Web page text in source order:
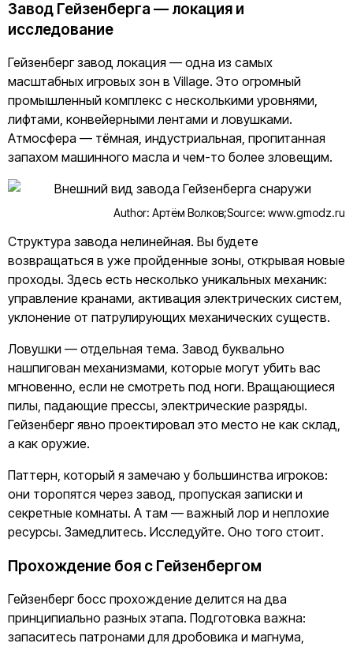
Завод Гейзенберга — локация и
исследование
Гейзенберг завод локация — одна из самых
масштабных игровых зон в Village. Это огромный
промышленный комплекс с несколькими уровнями,
лифтами, конвейерными лентами и ловушками.
Атмосфера — тёмная, индустриальная, пропитанная
запахом машинного масла и чем-то более зловещим.
Author: Артём Волков;Source: www.gmodz.ru
Структура завода нелинейная. Вы будете
возвращаться в уже пройденные зоны, открывая новые
проходы. Здесь есть несколько уникальных механик:
управление кранами, активация электрических систем,
уклонение от патрулирующих механических существ.
Ловушки — отдельная тема. Завод буквально
нашпигован механизмами, которые могут убить вас
мгновенно, если не смотреть под ноги. Вращающиеся
пилы, падающие прессы, электрические разряды.
Гейзенберг явно проектировал это место не как склад,
а как оружие.
Паттерн, который я замечаю у большинства игроков:
они торопятся через завод, пропуская записки и
секретные комнаты. А там — важный лор и неплохие
ресурсы. Замедлитесь. Исследуйте. Оно того стоит.
Прохождение боя с Гейзенбергом
Гейзенберг босс прохождение делится на два
принципиально разных этапа. Подготовка важна:
запаситесь патронами для дробовика и магнума,